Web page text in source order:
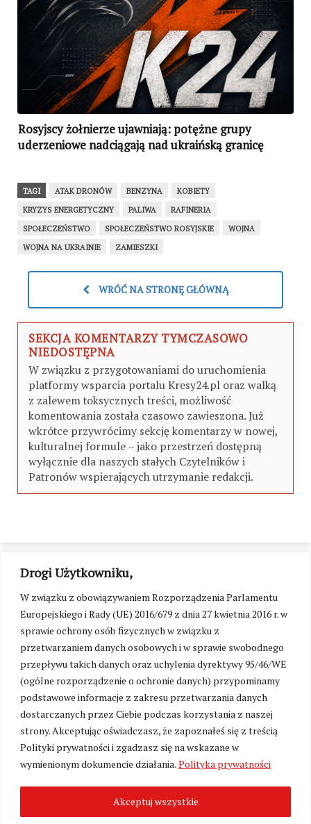
Drogi Użytkowniku,
W związku z obowiązywaniem Rozporządzenia Parlamentu
Europejskiego i Rady (UE) 2016/679 z dnia 27 kwietnia 2016 r. w
sprawie ochrony osób fizycznych w związku z
przetwarzaniem danych osobowych i w sprawie swobodnego
przepływu takich danych oraz uchylenia dyrektywy 95/46/WE
(ogólne rozporządzenie o ochronie danych) przypominamy
podstawowe informacje z zakresu przetwarzania danych
dostarczanych przez Ciebie podczas korzystania z naszej
strony. Akceptując oświadczasz, że zapoznałeś się z treścią
Polityki prywatności i zgadzasz się na wskazane w
wymienionym dokumencie działania. Polityka prywatności
Akceptuj wszystkie
Rosyjscy żołnierze ujawniają: potężne grupy
uderzeniowe nadciągają nad ukraińską granicę
TAGI ATAK DRONÓW BENZYNA
KOBIETY
KRYZYS ENERGETYCZNY
PALIWA
RAFINERIA
SPOŁECZEŃSTWO
SPOŁECZEŃSTWO ROSYJSKIE
WOJNA
WOJNA NA UKRAINIE
ZAMIESZKI
WRÓĆ NA STRONĘ GŁÓWNĄ
SEKCJA KOMENTARZY TYMCZASOWO
NIEDOSTĘPNA
W związku z przygotowaniami do uruchomienia
platformy wsparcia portalu Kresy24.pl oraz walką
z zalewem toksycznych treści, możliwość
komentowania została czasowo zawieszona. Już
wkrótce przywrócimy sekcję komentarzy w nowej,
kulturalnej formule – jako przestrzeń dostępną
wyłącznie dla naszych stałych Czytelników i
Patronów wspierających utrzymanie redakcji.
Zmień ustawienia cookies
2026. Wszelkie Prawa Zastrzeżone.